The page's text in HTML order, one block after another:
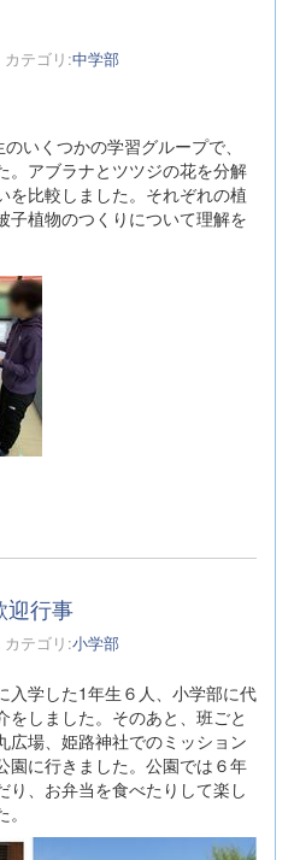
カテゴリ:中学部
いくつかの学習グループで、
。アブラナとツツジの花を分解
を比較しました。それぞれの植
子植物のつくりについて理解を
行事
カテゴリ:小学部
学した1年生６人、小学部に代
をしました。そのあと、班ごと
広場、姫路神社でのミッション
園に行きました。公園では６年
り、お弁当を食べたりして楽し